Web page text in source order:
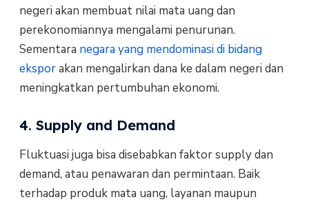
negeri akan membuat nilai mata uang dan
perekonomiannya mengalami penurunan.
Sementara negara yang mendominasi di bidang
eksporakan mengalirkan dana ke dalam negeri dan
meningkatkan pertumbuhan ekonomi.
4. Supply and Demand
Fluktuasi juga bisa disebabkan faktor supply dan
demand, atau penawaran dan permintaan. Baik
terhadap produk mata uang, layanan maupun